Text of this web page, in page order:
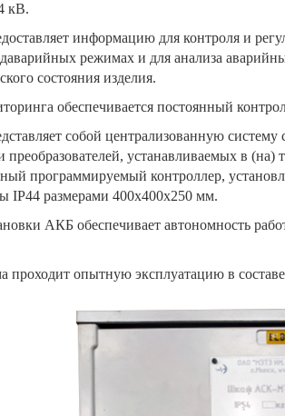
кВ.
информацию для контроля и
режимах и для анализа
состояния изделия.
обеспечивается постоянный
собой централизованную
преобразователей, устанавливаемых в
программируемый контроллер,
IP44 размерами 400х400х250 мм.
АКБ обеспечивает автономность
проходит опытную эксплуатацию в